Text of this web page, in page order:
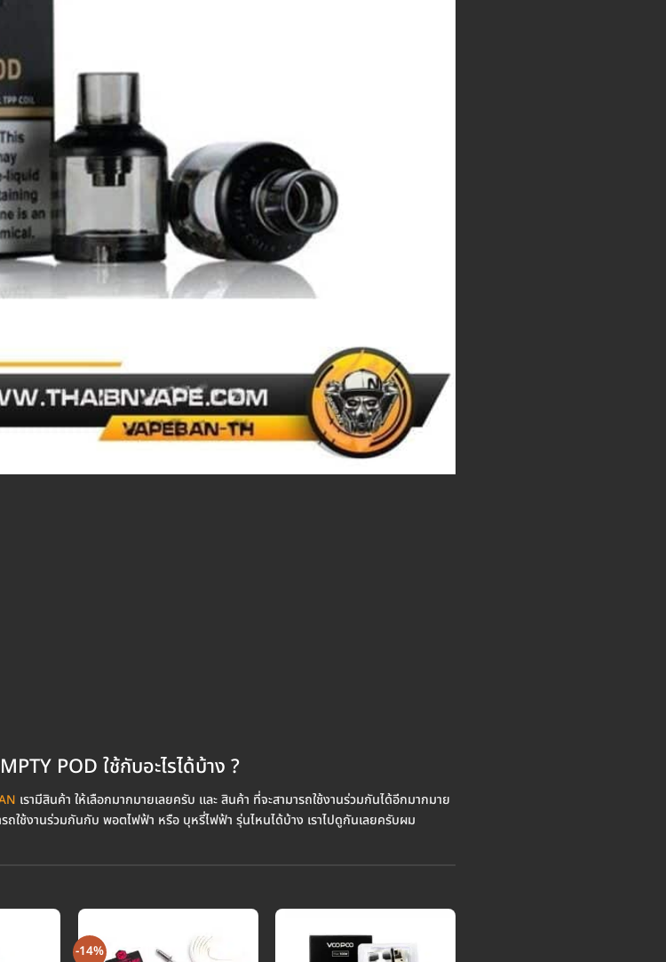
POD ใช้กับอะไรได้บ้าง ?
เรามีสินค้า ให้เลือกมากมายเลยครับ และ สินค้า ที่จะสามารถใช้งานร่วมกันได้อีกมากมาย
ถใช้งานร่วมกันกับ พอตไฟฟ้า หรือ บุหรี่ไฟฟ้า รุ่นไหนได้บ้าง เราไปดูกันเลยครับผม
-14%